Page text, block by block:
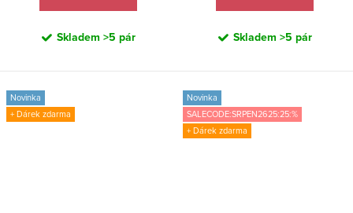
Skladem >5 pár Skladem >5 pár
Novinka
+ Dárek zdarma
Novinka
SALECODE:SRPEN2625:25:%
+ Dárek zdarma